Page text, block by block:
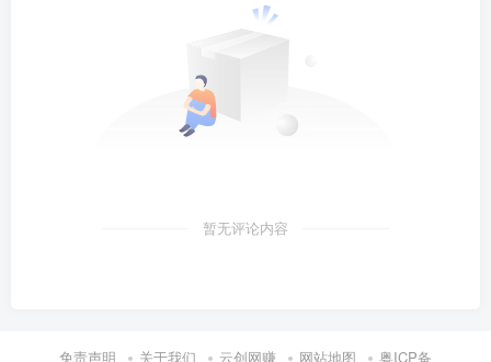
暂无评论内容
免责声明 关于我们 云创网赚 网站地图 粤ICP备